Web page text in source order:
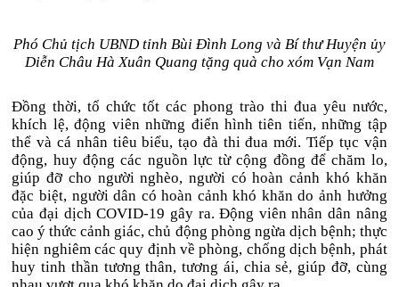
Phó Chủ tịch UBND tỉnh Bùi Đình Long và Bí thư Huyện ủy
Diễn Châu Hà Xuân Quang tặng quà cho xóm Vạn Nam
Đồng thời, tổ chức tốt các phong trào thi đua yêu nước,
khích lệ, động viên những điển hình tiên tiến, những tập
thể và cá nhân tiêu biểu, tạo đà thi đua mới. Tiếp tục vận
động, huy động các nguồn lực từ cộng đồng để chăm lo,
giúp đỡ cho người nghèo, người có hoàn cảnh khó khăn
đặc biệt, người dân có hoàn cảnh khó khăn do ảnh hưởng
của đại dịch COVID-19 gây ra. Động viên nhân dân nâng
cao ý thức cảnh giác, chủ động phòng ngừa dịch bệnh; thực
hiện nghiêm các quy định về phòng, chống dịch bệnh, phát
huy tinh thần tương thân, tương ái, chia sẻ, giúp đỡ, cùng